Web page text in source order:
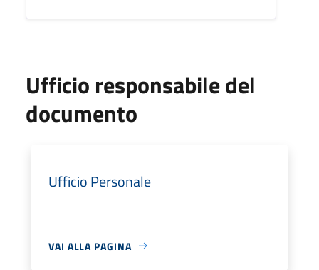
Ufficio responsabile del
documento
Ufficio Personale
VAI ALLA PAGINA